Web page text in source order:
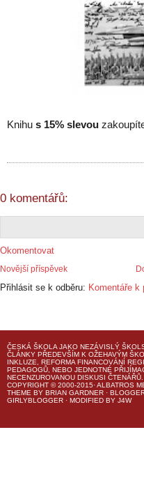
Knihu s 15% slevou
0 komentářů:
Okomentovat
Novější příspěvek
Přihlásit se k odběru: Komentáře k
ČESKÁ ŠKOLA JAKO NEZÁVISLÝ
ČLÁNKY PŘEDEVŠÍM K OŽEHAVÝM
INKLUZE, REFORMA FINANCOVÁNÍ
PEDAGOGŮ, NEBO JEDNOTNÉ
NECENZUROVANOU DISKUSI ČTENÁŘŮ.
COPYRIGHT © 2000-2015· ALBATROS
THEME BY BRIAN GARDNER ·
GIRLYBLOGGER · MODIFIED BY J4W